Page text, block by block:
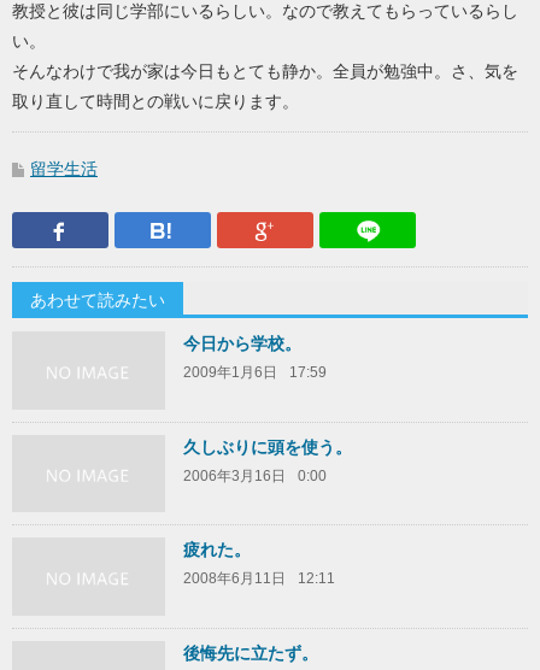
教授と彼は同じ学部にいるらしい。なので教えてもらっているらし
い。
そんなわけで我が家は今日もとても静か。全員が勉強中。さ、気を
取り直して時間との戦いに戻ります。
留学生活
Facebook はてなブックマークGoogle Plus
あわせて読みたい
今日から学校。
2009年1月6日 17:59
久しぶりに頭を使う。
2006年3月16日 0:00
疲れた。
2008年6月11日 12:11
後悔先に立たず。